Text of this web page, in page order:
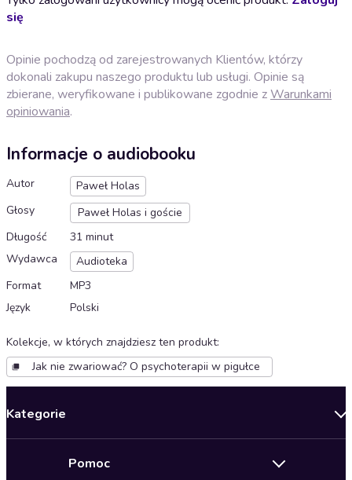
się
Opinie pochodzą od zarejestrowanych Klientów, którzy
dokonali zakupu naszego produktu lub usługi. Opinie są
zbierane, weryfikowane i publikowane zgodnie zWarunkami
opiniowania.
Informacje o audiobooku
Autor
Paweł Holas
Głosy
Paweł Holas i goście
Długość
31 minut
Wydawca
Audioteka
Format
MP3
Język
Polski
Kolekcje, w których znajdziesz ten produkt:
Jak nie zwariować? O psychoterapii w pigułce
Kategorie
Pomoc